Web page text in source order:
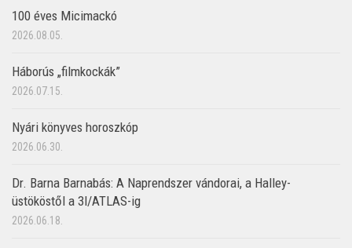
100 éves Micimackó
2026.08.05.
Háborús „filmkockák”
2026.07.15.
Nyári könyves horoszkóp
2026.06.30.
Dr. Barna Barnabás: A Naprendszer vándorai, a Halley-
üstököstől a 3I/ATLAS-ig
2026.06.18.